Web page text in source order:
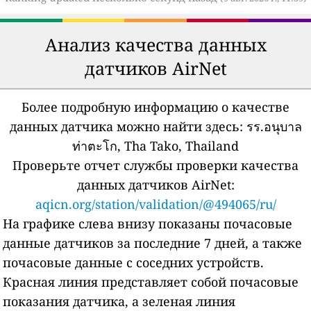
Анализ качества данных
датчиков AirNet
Более подробную информацию о качестве
данных датчика можно найти здесь: รร.อนุบาล
ท่าตะโก, Tha Tako, Thailand
Проверьте отчет службы проверки качества
данных датчиков AirNet:
aqicn.org/station/validation/@494065/ru/
На графике слева внизу показаны почасовые
данные датчиков за последние 7 дней, а также
почасовые данные с соседних устройств.
Красная линия представляет собой почасовые
показания датчика, а зеленая линия